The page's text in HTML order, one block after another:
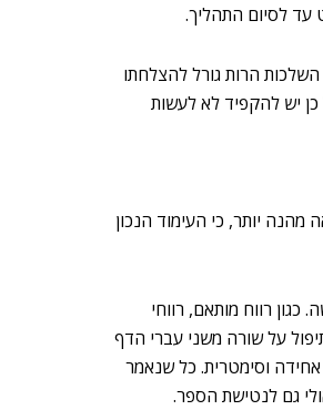
עד לסיום התהליך.
הרות גורל להצלחתו
יש להקפיד לא לעשות
יותר, כי העימוד הנכון
רווח מותאם, רווחי
על שורה משני עברי הדף
וסימטרית. כל שנאמר
גם לנטישת הספר.